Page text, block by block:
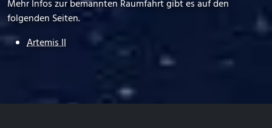
Mehr Infos zur bemannten Raumfahrt gibt es auf den
folgenden Seiten.
Artemis II